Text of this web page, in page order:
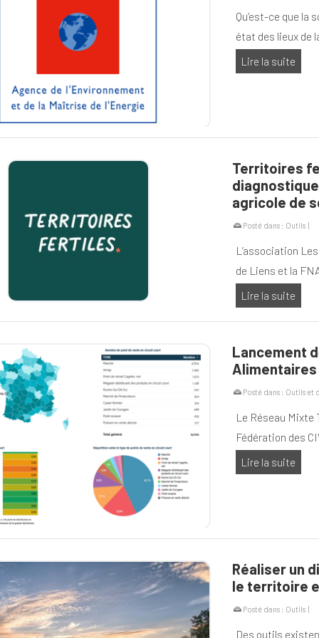
Qu’est-ce que la
état des lieux de
Lire la suite
Territoires
agricole de
Posté dans : Outils
L’association
de Liens et la
Lire la suite
Lancement
Posté dans : Outils et
Le Réseau Mixte
Fédération des
Lire la suite
Réaliser un
le territoire
Posté dans : Outils
Des outils